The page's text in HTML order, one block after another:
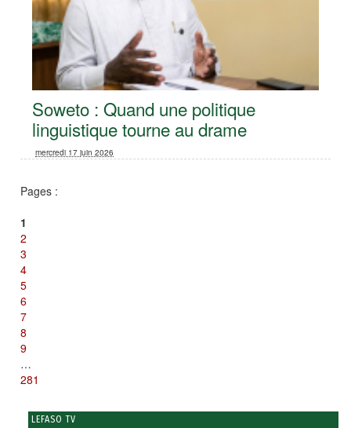
Soweto : Quand une politique
linguistique tourne au drame
mercredi 17 juin 2026
Pages :
1
2
3
4
5
6
7
8
9
…
281
LEFASO TV